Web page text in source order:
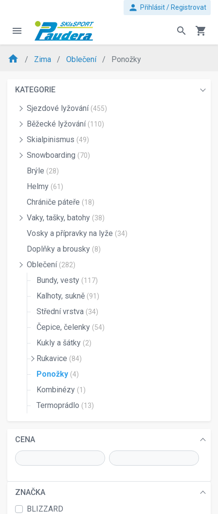
person Přihlásit / Registrovat
menu search shopping_cart
home Zima Oblečení Ponožky
KATEGORIE
Sjezdové lyžování (455)
Běžecké lyžování (110)
Skialpinismus (49)
Snowboarding (70)
Brýle (28)
Helmy (61)
Chrániče páteře (18)
Vaky, tašky, batohy (38)
Vosky a přípravky na lyže (34)
Doplňky a brousky (8)
Oblečení (282)
Bundy, vesty (117)
Kalhoty, sukně (91)
Střední vrstva (34)
Čepice, čelenky (54)
Kukly a šátky (2)
Rukavice (84)
Ponožky (4)
Kombinézy (1)
Termoprádlo (13)
CENA
ZNAČKA
BLIZZARD